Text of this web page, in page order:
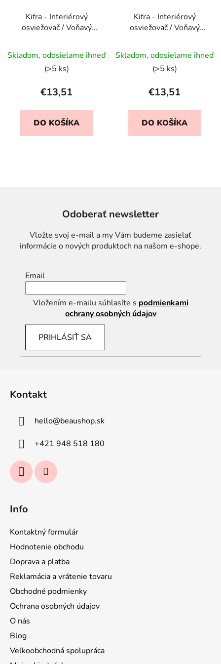
Kifra - Interiérový
osviežovač / Voňavý
Skladom, odosielame ihneď
(>5 ks)
€13,51
DO KOŠÍKA
Kifra - Interiérový
osviežovač / Voňavý
Skladom, odosielame ihneď
(>5 ks)
€13,51
DO KOŠÍKA
Odoberať newsletter
Vložte svoj e-mail a my Vám budeme zasielať
informácie o nových produktoch na našom e-shope.
Email
Vložením e-mailu súhlasíte s podmienkami
ochrany osobných údajov
PRIHLÁSIŤ SA
Kontakt
hello@beaushop.sk
+421 948 518 180
Info
Kontaktný formulár
Hodnotenie obchodu
Doprava a platba
Reklamácia a vrátenie tovaru
Obchodné podmienky
Ochrana osobných údajov
O nás
Blog
Veľkoobchodná spolupráca